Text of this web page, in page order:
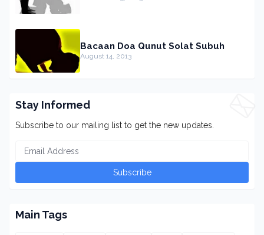
Bacaan Doa Qunut Solat Subuh
August 14, 2013
Stay Informed
Subscribe to our mailing list to get the new updates.
Main Tags